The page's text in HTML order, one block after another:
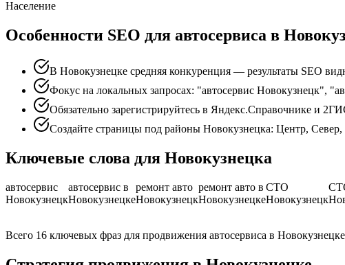
Население
Особенности SEO для автосервиса в
В Новокузнецке средняя конкуренция — результаты SEO
Фокус на локальных запросах: "автосервис Новокузнецк",
Обязательно зарегистрируйтесь в Яндекс.Справочнике и
Создайте страницы под районы Новокузнецка: Центр,
Ключевые слова для Новокузнецка
автосервис
Новокузнецк
автосервис в
Новокузнецке
ремонт авто
Новокузнецк
ремонт авто в
Новокузнецке
СТО
Новокузнецк
Всего 16 ключевых фраз для продвижения автосервиса в Новокузнецке